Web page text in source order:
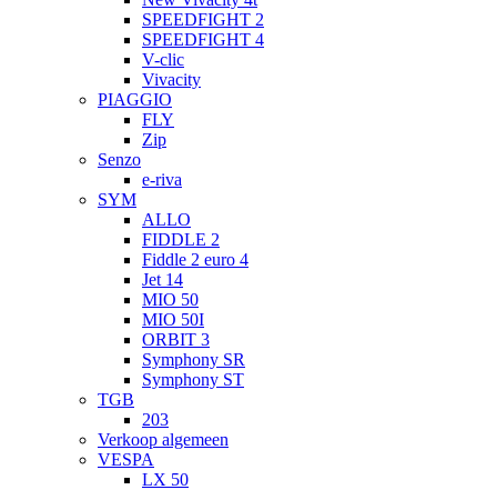
SPEEDFIGHT 2
SPEEDFIGHT 4
V-clic
Vivacity
PIAGGIO
FLY
Zip
Senzo
e-riva
SYM
ALLO
FIDDLE 2
Fiddle 2 euro 4
Jet 14
MIO 50
MIO 50I
ORBIT 3
Symphony SR
Symphony ST
TGB
203
Verkoop algemeen
VESPA
LX 50